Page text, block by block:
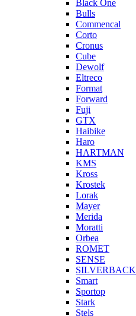
Black One
Bulls
Commencal
Corto
Cronus
Cube
Dewolf
Eltreco
Format
Forward
Fuji
GTX
Haibike
Haro
HARTMAN
KMS
Kross
Krostek
Lorak
Mayer
Merida
Moratti
Orbea
ROMET
SENSE
SILVERBACK
Smart
Sportop
Stark
Stels